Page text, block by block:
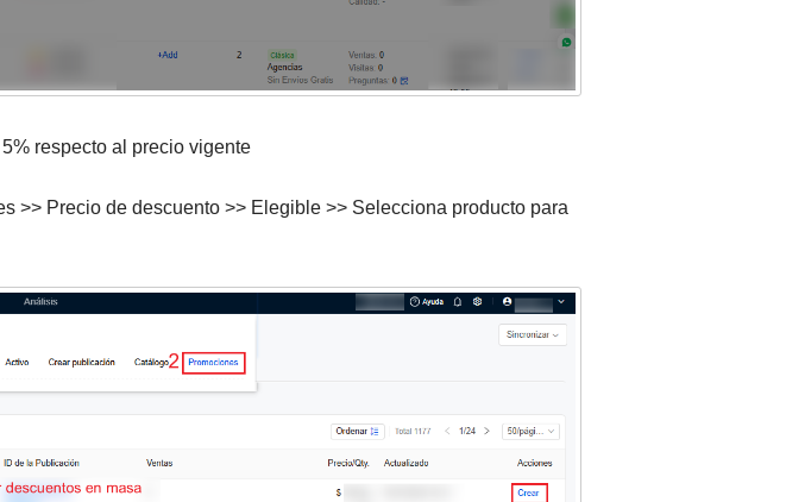
respecto al precio vigente
>> Precio de descuento >> Elegible >> Selecciona producto para